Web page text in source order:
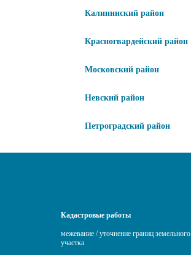
Калининский район
Красногвардейский район
Московский район
Невский район
Петроградский район
Кадастровые работы
межевание / уточнение границ земельного
участка